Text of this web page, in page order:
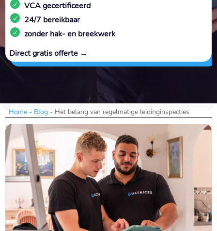
VCA gecertificeerd
24/7 bereikbaar
zonder hak- en breekwerk
Direct gratis offerte →
Home- Blog- Het belang van regelmatige leidinginspecties